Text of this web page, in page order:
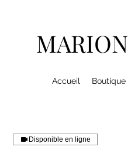
Accueil Boutique
Disponible en ligne